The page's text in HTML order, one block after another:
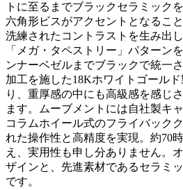
トに至るまでブラックセラミック
六角形ビスがアクセントとなるこ
洗練されたコントラストを生み出
「メガ・タペストリー」パターン
ンナーベゼルまでブラックで統一
加工を施した18Kホワイトゴール
り、重厚感の中にも高級感を感じ
ます。ムーブメントには自社製キ
コラムホイール式のフライバック
れた操作性と高精度を実現。約70
え、実用性も申し分ありません。
ザインと、先進素材であるセラミ
です。